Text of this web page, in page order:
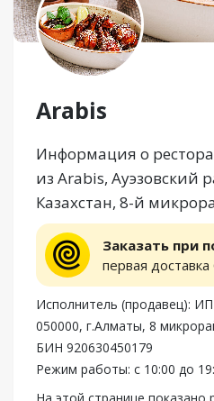
Arabis
Информация о
из Arabis, Ауэзовский
Казахстан, 8-й
Заказать при
первая доставка
Исполнитель (продавец):
050000, г.Алматы, 8
БИН 920630450179
Режим работы: с 10:00 до